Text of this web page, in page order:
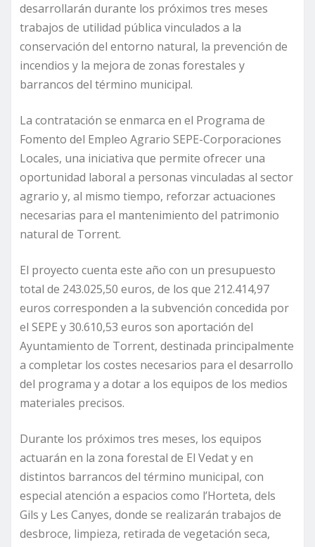
desarrollarán durante los próximos tres meses
trabajos de utilidad pública vinculados a la
conservación del entorno natural, la prevención de
incendios y la mejora de zonas forestales y
barrancos del término municipal.
La contratación se enmarca en el Programa de
Fomento del Empleo Agrario SEPE-Corporaciones
Locales, una iniciativa que permite ofrecer una
oportunidad laboral a personas vinculadas al sector
agrario y, al mismo tiempo, reforzar actuaciones
necesarias para el mantenimiento del patrimonio
natural de Torrent.
El proyecto cuenta este año con un presupuesto
total de 243.025,50 euros, de los que 212.414,97
euros corresponden a la subvención concedida por
el SEPE y 30.610,53 euros son aportación del
Ayuntamiento de Torrent, destinada principalmente
a completar los costes necesarios para el desarrollo
del programa y a dotar a los equipos de los medios
materiales precisos.
Durante los próximos tres meses, los equipos
actuarán en la zona forestal de El Vedat y en
distintos barrancos del término municipal, con
especial atención a espacios como l’Horteta, dels
Gils y Les Canyes, donde se realizarán trabajos de
desbroce, limpieza, retirada de vegetación seca,